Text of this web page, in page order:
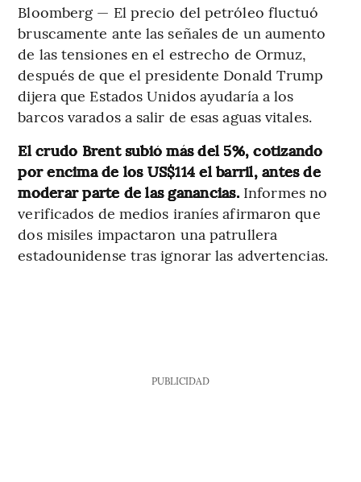
Bloomberg — El precio del petróleo fluctuó
bruscamente ante las señales de un aumento
de las tensiones en el estrecho de Ormuz,
después de que el presidente Donald Trump
dijera que Estados Unidos ayudaría a los
barcos varados a salir de esas aguas vitales.
El crudo Brent subió más del 5%, cotizando
por encima de los US$114 el barril, antes de
moderar parte de las ganancias. Informes no
verificados de medios iraníes afirmaron que
dos misiles impactaron una patrullera
estadounidense tras ignorar las advertencias.
PUBLICIDAD